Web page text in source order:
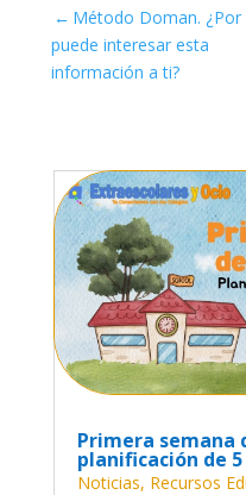
←Método Doman. ¿Por
puede interesar esta
información a ti?
Primera semana
planificación de
Noticias, Recursos